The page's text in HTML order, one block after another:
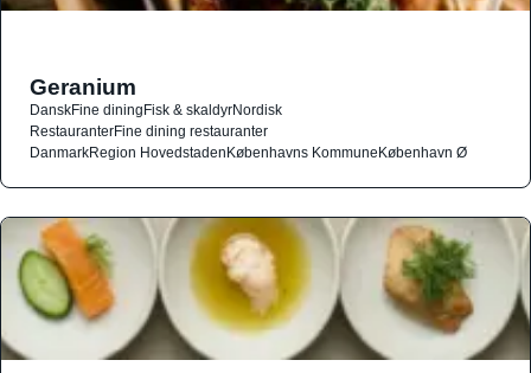
Geranium
DanskFine diningFisk & skaldyrNordisk
RestauranterFine dining restauranter
DanmarkRegion HovedstadenKøbenhavns KommuneKøbenhavn Ø